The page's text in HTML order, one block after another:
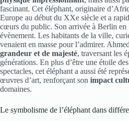
fascinant. Cet éléphant, originaire
Europe au début du XXe siècle et a
cœurs du public. Son arrivée à Berlin
évènement. Les habitants de la ville,
venaient en masse pour l’admirer.
grandeur et de majesté, traversant les
générations. En plus d’être une étoile
spectacles, cet éléphant a aussi été
œuvres d’art, renforçant son impact
domaines.
Le symbolisme de l’éléphant dans